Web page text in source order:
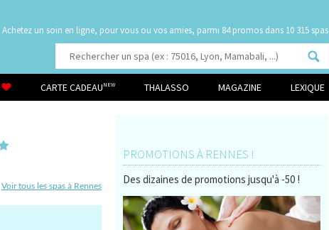
Achetez un soin en ligne, pour vous ou vos amies, parmi dans 10 315
CARTE CADEAU NEW THALASSO MAGAZINE LEXIQUE
Voir tous les spas à Rennes
PROMOTIONS À RENNES !
Des dizaines de promotions jusqu'à -50 !